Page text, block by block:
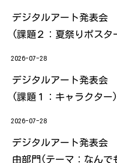
デジタルアート発表
(課題２：夏祭りポスタ
2026-07-28
デジタルアート発表
(課題１：キャラクター
2026-07-28
デジタルアート発表
由部門(テーマ：なんで